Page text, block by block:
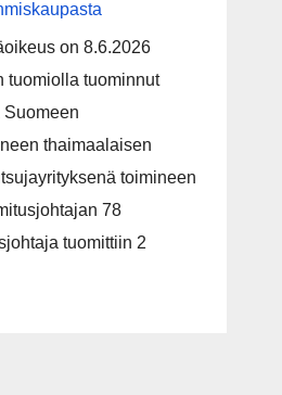
on 8.6.2026
tuomiolla tuominnut
thaimaalaisen
toimineen
78
tuomittiin 2